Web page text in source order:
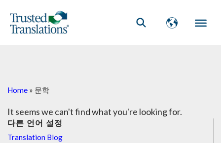
다른 언어 설정
Translation Blog
Home » 문학
It seems we can't find what you're looking for.